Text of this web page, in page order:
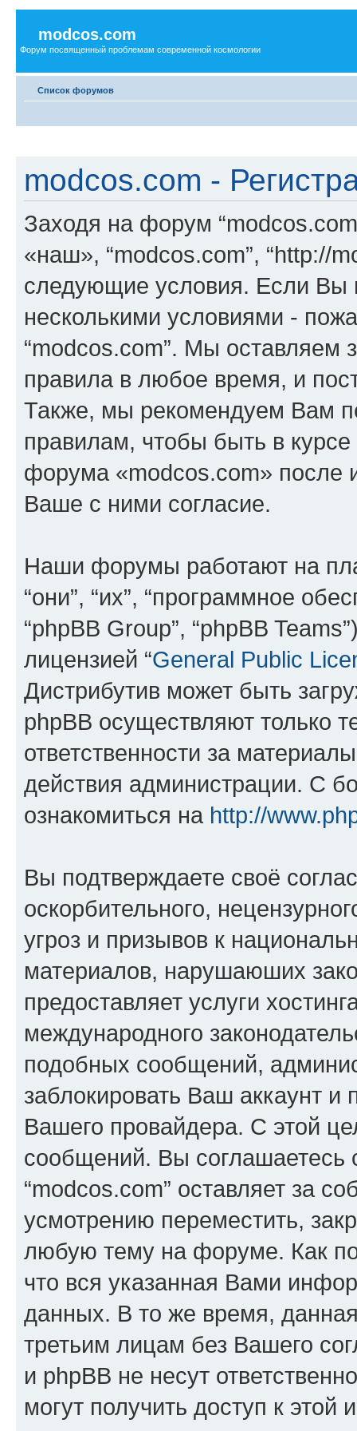
modcos.com
Форум посвященный проблемам современной космологии
Список форумов
modcos.com -
Заходя на форум
«наш», “modcos.com”, “http://
следующие условия. Если Вы
несколькими условиями -
“modcos.com”. Мы оставляем
правила в любое время, и
Также, мы рекомендуем Вам
правилам, чтобы быть в
форума «modcos.com» после
Ваше с ними согласие.
Наши форумы работают на
“они”, “их”, “программное
“phpBB Group”, “phpBB
лицензией “General Public
Дистрибутив может быть
phpBB осуществляют только
ответственности за
действия администрации. С
ознакомиться на http://
Вы подтверждаете своё
оскорбительного,
угроз и призывов к
материалов, нарушаюших
предоставляет услуги
международного
подобных сообщений,
заблокировать Ваш аккаунт и
Вашего провайдера. С этой
сообщений. Вы соглашаетесь
“modcos.com” оставляет за
усмотрению переместить,
любую тему на форуме. Как
что вся указанная Вами
данных. В то же время,
третьим лицам без Вашего
и phpBB не несут
могут получить доступ к